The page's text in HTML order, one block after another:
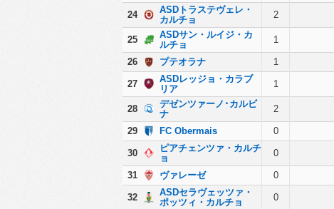
24
ASDトラステヴェレ・
カルチョ
2
25
ASDサン・ルイジ・カ
ルチョ
1
26 プテオラナ 1
27
ASDレッジョ・カラブ
リア
1
28
デゼンツァーノ･カルビ
ナ
2
29 FC Obermais 0
30
ピアチェンツァ・カルチ
ョ
0
31 ヴァレーゼ 0
32
ASDセラヴェッツァ・
ポッツィ・カルチョ
0